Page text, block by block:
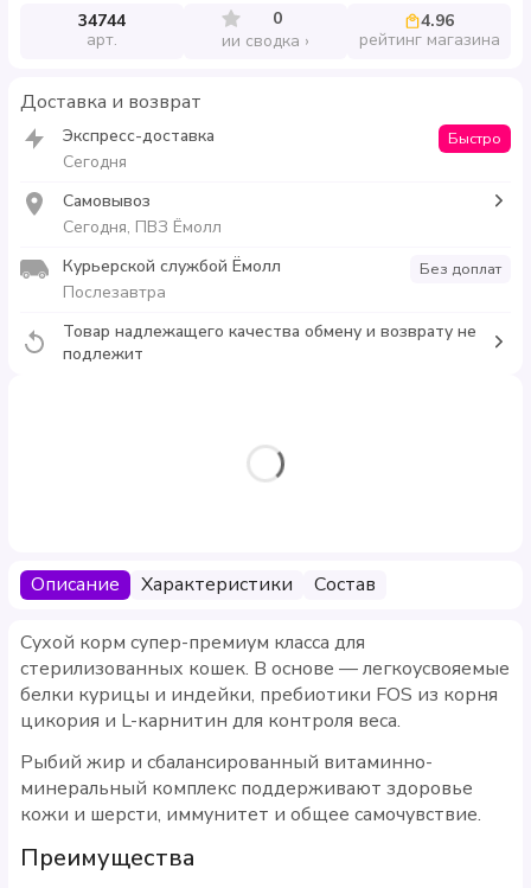
34744
арт.
0
ии сводка
4.96
рейтинг магазина
Доставка и возврат
Экспресс-доставка
Сегодня
Быстро
Самовывоз
Сегодня, ПВЗ Ёмолл
Курьерской службой Ёмолл
Послезавтра
Без доплат
Товар надлежащего качества обмену и возврату не
подлежит
Описание Характеристики Состав
Сухой корм супер-премиум класса для
стерилизованных кошек. В основе — легкоусвояемые
белки курицы и индейки, пребиотики FOS из корня
цикория и L-карнитин для контроля веса.
Рыбий жир и сбалансированный витаминно-
минеральный комплекс поддерживают здоровье
кожи и шерсти, иммунитет и общее самочувствие.
Преимущества